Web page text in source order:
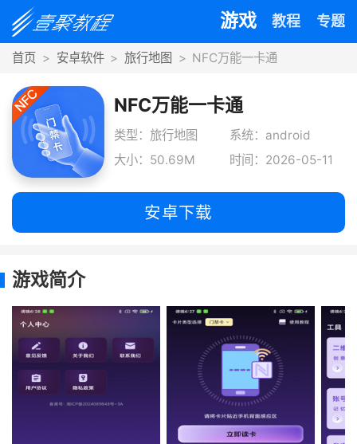
游戏 教程 专题
首页 安卓软件 旅行地图 NFC万能一卡通
NFC万能一卡通
类型：旅行地图
系统：android
大小：50.69M
时间：2026-05-11
安卓下载
游戏简介